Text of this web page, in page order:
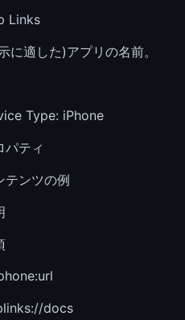
Links
に適した)アプリの名前。
Type: iPhone
パティ
テンツの例
docs